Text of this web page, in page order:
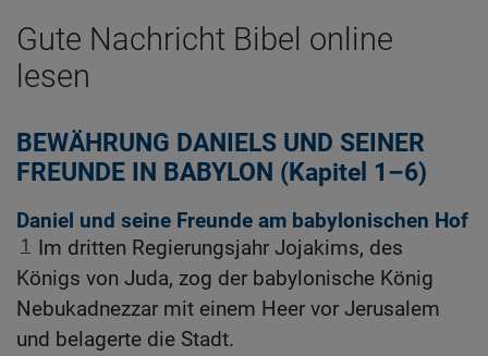
Gute Nachricht Bibel online
lesen
BEWÄHRUNG DANIELS UND SEINER
FREUNDE IN BABYLON (Kapitel 1–6)
Daniel und seine Freunde am babylonischen Hof
1
Im dritten Regierungsjahr Jojakims, des
Königs von Juda, zog der babylonische König
Nebukadnezzar mit einem Heer vor Jerusalem
und belagerte die Stadt.